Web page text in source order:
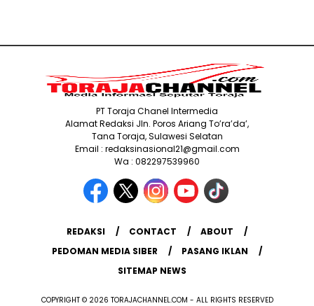
PT Toraja Chanel Intermedia
Alamat Redaksi Jln. Poros Ariang To’ra’da’,
Tana Toraja, Sulawesi Selatan
Email : redaksinasional21@gmail.com
Wa : 082297539960
REDAKSI CONTACT
ABOUT
PEDOMAN MEDIA SIBER
PASANG IKLAN
SITEMAP NEWS
COPYRIGHT © 2026 TORAJACHANNEL.COM - ALL RIGHTS RESERVED